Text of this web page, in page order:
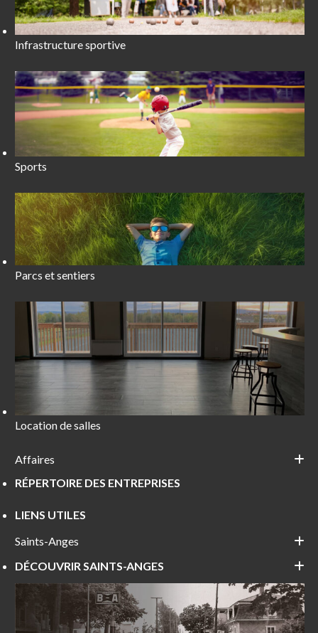
Infrastructure sportive
Sports
Parcs et sentiers
Location de salles
Affaires
RÉPERTOIRE DES ENTREPRISES
LIENS UTILES
Saints-Anges
DÉCOUVRIR SAINTS-ANGES